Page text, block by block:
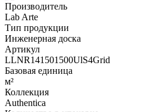
Производитель
Lab Arte
Тип продукции
Инженерная доска
Артикул
LLNR141501500UlS4Grid
Базовая единица
м²
Коллекция
Authentica